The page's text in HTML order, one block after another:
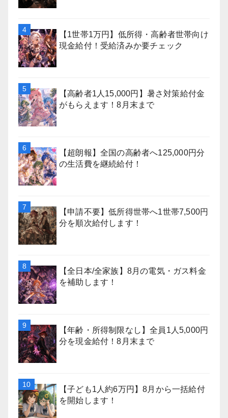
【1世帯1万円】低所得・高齢者世帯向け
現金給付！受給済みか要チェック
【高齢者1人15,000円】暑さ対策給付金
がもらえます！8月末まで
【超朗報】全国の高齢者へ125,000円分
の生活費を継続給付！
【申請不要】低所得世帯へ1世帯7,500円
分を順次給付します！
【全日本/全家族】8月の電気・ガス料金
を補助します！
【年齢・所得制限なし】全員1人5,000円
分を現金給付！8月末まで
【子ども1人約6万円】8月から一括給付
を開始します！